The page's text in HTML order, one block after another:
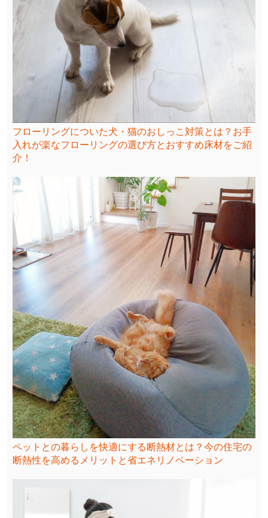
フローリングについた犬・猫のおしっこ対策とは？お手
入れが楽なフローリングの選び方とおすすめ床材をご紹
介！
ペットとの暮らしを快適にする断熱材とは？今の住宅の
断熱性を高めるメリットと省エネリノベーション